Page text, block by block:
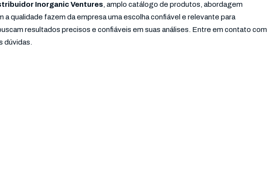
Inorganic Ventures, amplo catálogo de produtos, abordagem
a qualidade fazem da empresa uma escolha confiável e relevante para
resultados precisos e confiáveis em suas análises. Entre em contato com
dúvidas.